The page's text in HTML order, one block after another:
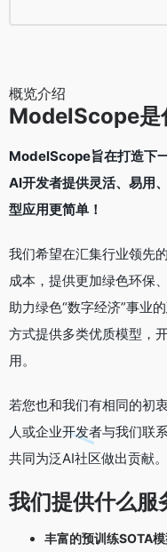
概览介绍
ModelScope是
ModelScope旨在打造下
AI开发者提供灵活、易用
型应用更简单！
我们希望在汇集行业领先
成本，提供更加绿色环保
助力绿色“数字经济”事业
方式提供多类优质模型，
用。
若您也和我们有相同的初
人或企业开发者与我们联
共同为泛AI社区做出贡献。
我们提供什么服
丰富的预训练SOTA模